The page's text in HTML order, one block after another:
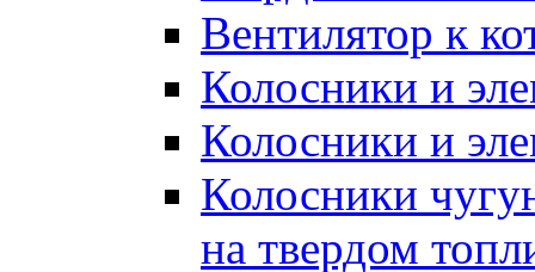
Вентилятор к
Колосники и
Колосники и
Колосники
на твердом